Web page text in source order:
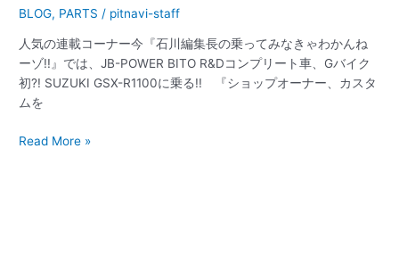
BLOG, PARTS / pitnavi-staff
人気の連載コーナー今『石川編集長の乗ってみなきゃわかんね
ーゾ!!』では、JB-POWER BITO R&Dコンプリート車、Gバイク
初?! SUZUKI GSX-R1100に乗る!! 『ショップオーナー、カスタ
ムを
Read More »